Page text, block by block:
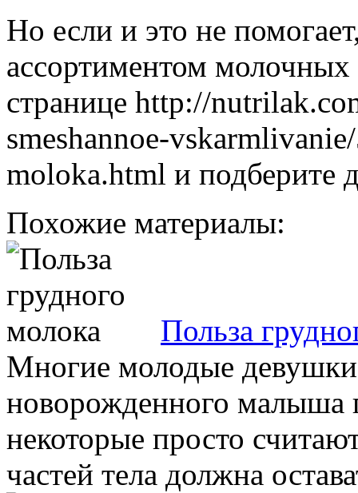
Но если и это не
ассортиментом
странице http://
smeshannoe-
moloka.html и подберите
Похожие материалы:
Польза
Многие молодые девушки
новорожденного малыша
некоторые просто
частей тела должна